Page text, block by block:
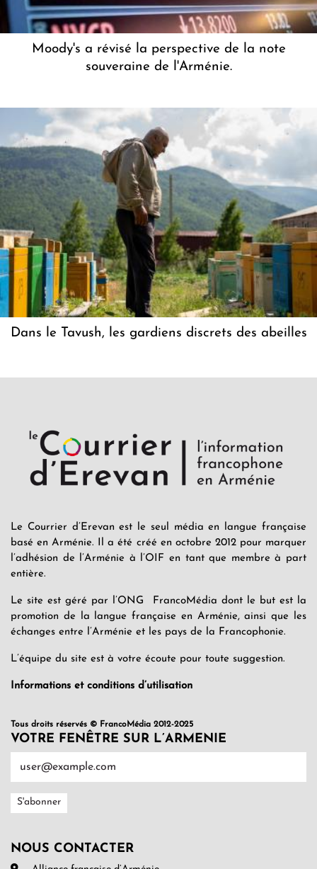
Moody's a révisé la perspective de la note
souveraine de l'Arménie.
Dans le Tavush, les gardiens discrets des abeilles
Le Courrier d’Erevan est le seul média en langue française
basé en Arménie. Il a été créé en octobre 2012 pour marquer
l’adhésion de l’Arménie à l’OIF en tant que membre à part
entière.
Le site est géré par l’ONG FrancoMédia dont le but est la
promotion de la langue française en Arménie, ainsi que les
échanges entre l’Arménie et les pays de la Francophonie.
L’équipe du site est à votre écoute pour toute suggestion.
Informations et conditions d’utilisation
Tous droits réservés © FrancoMédia 2012-2025
VOTRE FENÊTRE SUR L’ARMENIE
NOUS CONTACTER